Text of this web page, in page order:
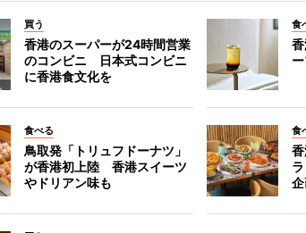
買う
香港のスーパーが24時間営業
のコンビニ 日本式コンビニ
に香港食文化を
食
食べる
鳥取発「トリュフドーナツ」
が香港初上陸 香港スイーツ
やドリアン味も
食